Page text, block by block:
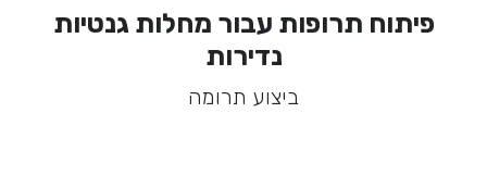
פיתוח תרופות עבור מחלות גנטיות
נדירות
ביצוע תרומה